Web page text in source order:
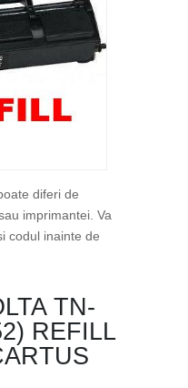
diferi de
imprimantei. Va
codul inainte de
TN-
REFILL